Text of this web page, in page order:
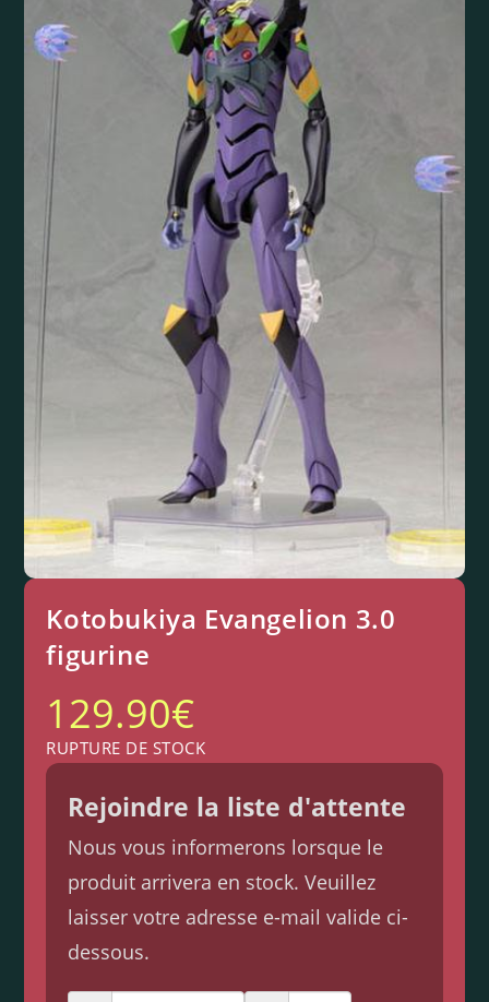
Kotobukiya Evangelion 3.0
figurine
129.90€
RUPTURE DE STOCK
Rejoindre la liste d'attente
Nous vous informerons lorsque le
produit arrivera en stock. Veuillez
laisser votre adresse e-mail valide ci-
dessous.